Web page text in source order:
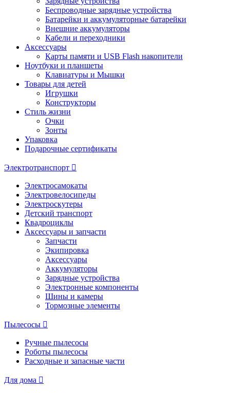
Беспроводные зарядные устройства
Батарейки и аккумуляторные батарейки
Внешние аккумуляторы
Кабели и переходники
Аксессуары
Карты памяти и USB Flash накопители
Ноутбуки и планшеты
Клавиатуры и Мышки
Товары для детей
Игрушки
Конструкторы
Стиль жизни
Очки
Зонты
Упаковка
Подарочные сертификаты
Электротранспорт
Электросамокаты
Электровелосипеды
Электроскутеры
Детский транспорт
Квадроциклы
Аксессуары и запчасти
Запчасти
Экипировка
Аксессуары
Аккумуляторы
Зарядные устройства
Электронные компоненты
Шины и камеры
Тормозные элементы
Пылесосы
Ручные пылесосы
Роботы пылесосы
Расходные и запасные части
Для дома